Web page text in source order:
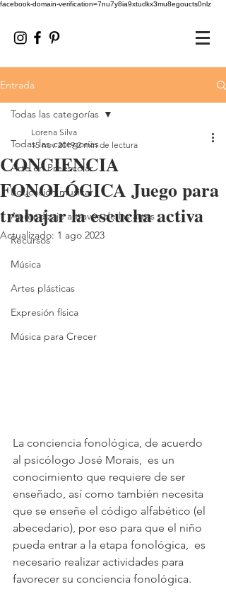
facebook-domain-verification=7nu7y8ia9xtudkx3mu8egoucts0nlz
Entrada
Todas las categorías
Arte en Preescolar
Educación musical
Aprendizaje a través de las artes
Recursos
Música
Artes plásticas
Expresión física
Música para Crecer
Todas las categorías
CONCIENCIA
FONOLÓGICA Juego para
trabajar la escucha activa
Lorena Silva
15 nov 2019 2 min de lectura
Actualizado: 1 ago 2023
La conciencia fonológica, de acuerdo
al psicólogo José Morais,  es un
conocimiento que requiere de ser
enseñado, así como también necesita
que se enseñe el código alfabético (el
abecedario), por eso para que el niño
pueda entrar a la etapa fonológica,  es
necesario realizar actividades para
favorecer su conciencia fonológica.